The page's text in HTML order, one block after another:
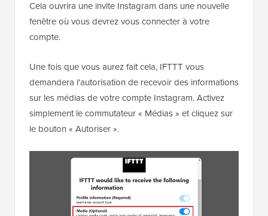
Cela ouvrira une invite Instagram dans une nouvelle
fenêtre où vous devrez vous connecter à votre
compte.
Une fois que vous aurez fait cela, IFTTT vous
demandera l'autorisation de recevoir des informations
sur les médias de votre compte Instagram. Activez
simplement le commutateur « Médias » et cliquez sur
le bouton « Autoriser ».